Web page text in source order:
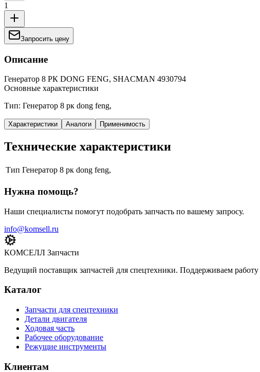
1
Запросить цену
Описание
Генератор 8 РК DONG FENG, SHACMAN 4930794
Основные характеристики
Тип: Генератор 8 рк dong feng,
Характеристики Аналоги Применимость
Технические характеристики
Тип Генератор 8 рк dong feng,
Нужна помощь?
Наши специалисты помогут подобрать запчасть по вашему запросу.
info@komsell.ru
КОМСЕЛЛ Запчасти
Ведущий поставщик запчастей для спецтехники. Поддерживаем
Каталог
Запчасти для спецтехники
Детали двигателя
Ходовая часть
Рабочее оборудование
Режущие инструменты
Клиентам